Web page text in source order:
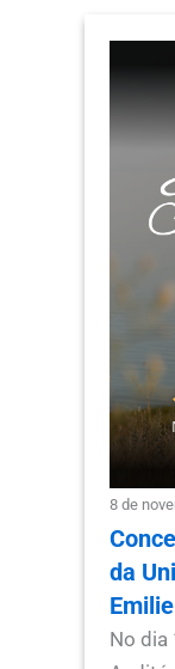
8 de
da
No dia